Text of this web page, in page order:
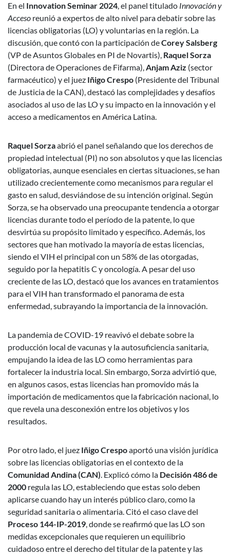
En el Innovation Seminar 2024, el panel titulado Innovación y
Acceso reunió a expertos de alto nivel para debatir sobre las
licencias obligatorias (LO) y voluntarias en la región. La
discusión, que contó con la participación deCorey Salsberg
(VP de Asuntos Globales en PI de Novartis), Raquel Sorza
(Directora de Operaciones de Fifarma),Anjam Aziz (sector
farmacéutico) y el juez Iñigo Crespo (Presidente del Tribunal
de Justicia de la CAN), destacó las complejidades y desafíos
asociados al uso de las LO y su impacto en la innovación y el
acceso a medicamentos en América Latina.
Raquel Sorzaabrió el panel señalando que los derechos de
propiedad intelectual (PI) no son absolutos y que las licencias
obligatorias, aunque esenciales en ciertas situaciones, se han
utilizado crecientemente como mecanismos para regular el
gasto en salud, desviándose de su intención original. Según
Sorza, se ha observado una preocupante tendencia a otorgar
licencias durante todo el período de la patente, lo que
desvirtúa su propósito limitado y específico. Además, los
sectores que han motivado la mayoría de estas licencias,
siendo el VIH el principal con un 58% de las otorgadas,
seguido por la hepatitis C y oncología. A pesar del uso
creciente de las LO, destacó que los avances en tratamientos
para el VIH han transformado el panorama de esta
enfermedad, subrayando la importancia de la innovación.
La pandemia de COVID-19 reavivó el debate sobre la
producción local de vacunas y la autosuficiencia sanitaria,
empujando la idea de las LO como herramientas para
fortalecer la industria local. Sin embargo, Sorza advirtió que,
en algunos casos, estas licencias han promovido más la
importación de medicamentos que la fabricación nacional, lo
que revela una desconexión entre los objetivos y los
resultados.
Por otro lado, el juez Iñigo Crespoaportó una visión jurídica
sobre las licencias obligatorias en el contexto de la
Comunidad Andina (CAN). Explicó cómo la Decisión 486 de
2000 regula las LO, estableciendo que estas solo deben
aplicarse cuando hay un interés público claro, como la
seguridad sanitaria o alimentaria. Citó el caso clave del
Proceso 144-IP-2019, donde se reafirmó que las LO son
medidas excepcionales que requieren un equilibrio
cuidadoso entre el derecho del titular de la patente y las